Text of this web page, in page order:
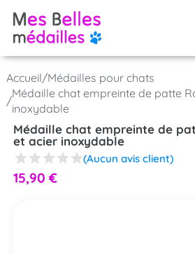
Accueil/Médailles pour chats
/
Médaille chat empreinte de patte
inoxydable
Médaille chat empreinte de
et acier inoxydable
(Aucun avis client)
15,90 €